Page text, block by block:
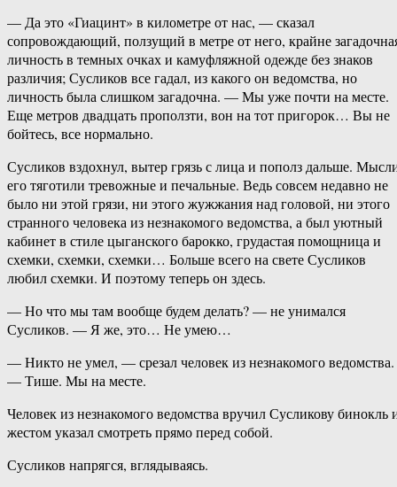
— Да это «Гиацинт» в километре от нас, — сказал
сопровождающий, ползущий в метре от него, крайне
личность в темных очках и камуфляжной одежде без знаков
различия; Сусликов все гадал, из какого он ведомства, но
личность была слишком загадочна. — Мы уже почти на месте.
Еще метров двадцать проползти, вон на тот пригорок… Вы не
бойтесь, все нормально.
Сусликов вздохнул, вытер грязь с лица и пополз дальше.
его тяготили тревожные и печальные. Ведь совсем недавно не
было ни этой грязи, ни этого жужжания над головой, ни этого
странного человека из незнакомого ведомства, а был уютный
кабинет в стиле цыганского барокко, грудастая помощница и
схемки, схемки, схемки… Больше всего на свете Сусликов
любил схемки. И поэтому теперь он здесь.
— Но что мы там вообще будем делать? — не унимался
Сусликов. — Я же, это… Не умею…
— Никто не умел, — срезал человек из незнакомого ведомства.
— Тише. Мы на месте.
Человек из незнакомого ведомства вручил Сусликову бинокль
жестом указал смотреть прямо перед собой.
Сусликов напрягся, вглядываясь.